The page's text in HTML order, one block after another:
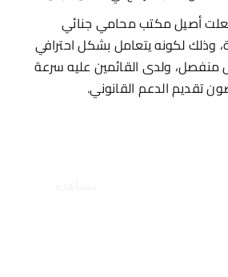
أصيل مكتب محامي جنائي
وذلك لكونه يتعامل بشكل احترافي
ولدى القائمين عليه سرعة
تقديم الدعم القانوني.